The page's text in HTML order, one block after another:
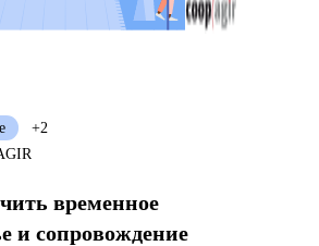
временное
и сопровождение
+2